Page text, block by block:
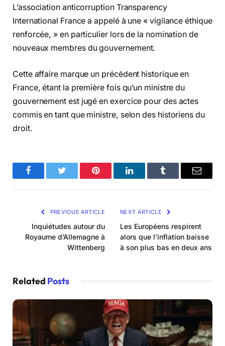
L’association anticorruption Transparency
International France a appelé à une « vigilance éthique
renforcée, » en particulier lors de la nomination de
nouveaux membres du gouvernement.
Cette affaire marque un précédent historique en
France, étant la première fois qu’un ministre du
gouvernement est jugé en exercice pour des actes
commis en tant que ministre, selon des historiens du
droit.
FacebookTwitter Pinterest LinkedInTumblr Email
PREVIOUS ARTICLE
Inquiétudes autour du
Royaume d’Allemagne à
Wittenberg
NEXT ARTICLE
Les Européens respirent
alors que l’inflation baisse
à son plus bas en deux ans
Related Posts